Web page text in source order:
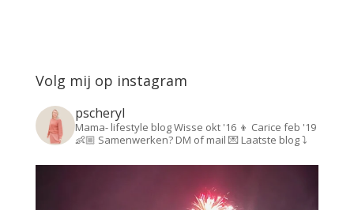
Volg mij op instagram
pscheryl
Mama- lifestyle blogWisse okt '16 👦 Carice feb '19
👶🏼 Samenwerken? DM of mail 💌Laatste blog ⤵️